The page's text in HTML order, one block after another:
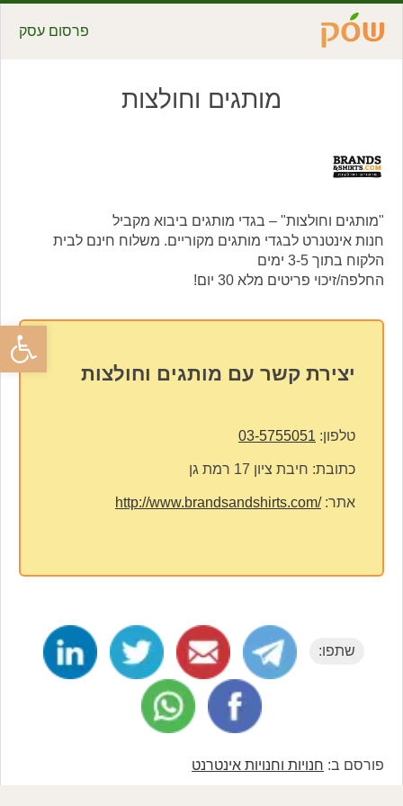
פתח
פרסום עסק
מותגים וחולצות
"מותגים וחולצות" – בגדי מותגים ביבוא מקביל
חנות אינטנרט לבגדי מותגים מקוריים. משלוח חינם לבית
הלקוח בתוך 3-5 ימים
החלפה/זיכוי פריטים מלא 30 יום!
יצירת קשר עם מותגים וחולצות
טלפון: 03-5755051
כתובת: חיבת ציון 17 רמת גן
אתר:http://www.brandsandshirts.com/
שתפו:
פורסם ב: חנויות וחנויות אינטרנט